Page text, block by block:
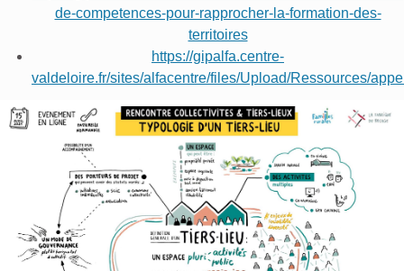
de-competences-pour-rapprocher-la-formation-des-
territoires
https://gipalfa.centre-
valdeloire.fr/sites/alfacentre/files/Upload/Ressources/